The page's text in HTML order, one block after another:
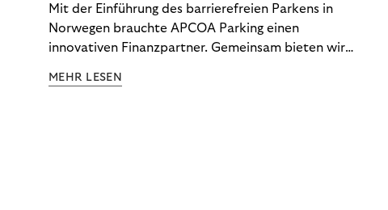
Mit der Einführung des barrierefreien Parkens in
Norwegen brauchte APCOA Parking einen
innovativen Finanzpartner. Gemeinsam bieten wir
Erlebnis.
MEHR LESEN